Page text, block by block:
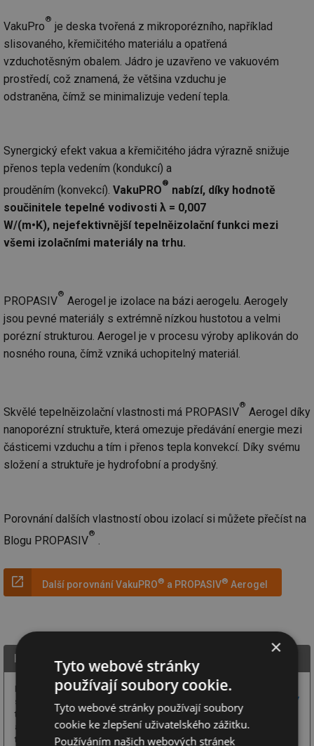
VakuPro
®
je deska tvořená z mikroporézního, například
slisovaného, křemičitého materiálu a opatřená
vzduchotěsným obalem. Jádro je uzavřeno ve vakuovém
prostředí, což znamená, že většina vzduchu je
odstraněna, čímž se minimalizuje vedení tepla.
Synergický efekt vakua a křemičitého jádra výrazně snižuje
přenos tepla vedením (kondukcí) a
prouděním (konvekcí). VakuPRO
®
nabízí, díky hodnotě
součinitele tepelné vodivosti λ = 0,007
W/(m•K), nejefektivnější tepelněizolační funkci mezi
všemi izolačními materiály na trhu.
PROPASIV
®
Aerogel je izolace na bázi aerogelu. Aerogely
jsou pevné materiály s extrémně nízkou hustotou a velmi
porézní strukturou. Aerogel je v procesu výroby aplikován do
nosného rouna, čímž vzniká uchopitelný materiál.
Skvělé tepelněizolační vlastnosti má PROPASIV
®
Aerogel díky
nanoporézní struktuře, která omezuje předávání energie mezi
částicemi vzduchu a tím i přenos tepla konvekcí. Díky svému
složení a struktuře je hydrofobní a prodyšný.
Porovnání dalších vlastností obou izolací si můžete přečíst na
Blogu PROPASIV
®
Další porovnání VakuPRO® a PROPASIV® Aerogel
PROPASIV s.r.o.
PROPASIV - Jsme
specialisté na eliminaci
tepelných mostů
a zajištění špičkového
tepelného komfortu uvnitř
×
Tyto webové stránky
používají soubory cookie.
Tyto webové stránky používají soubory
cookie ke zlepšení uživatelského zážitku.
Používáním našich webových stránek